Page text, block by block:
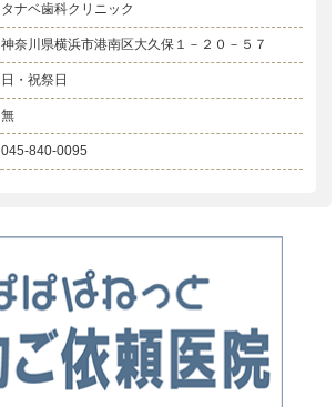
タナベ歯科クリニック
神奈川県横浜市港南区大久保１－２０－５７
日・祝祭日
無
045-840-0095